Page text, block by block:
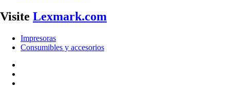
Visite Lexmark.com
Impresoras
Consumibles y accesorios